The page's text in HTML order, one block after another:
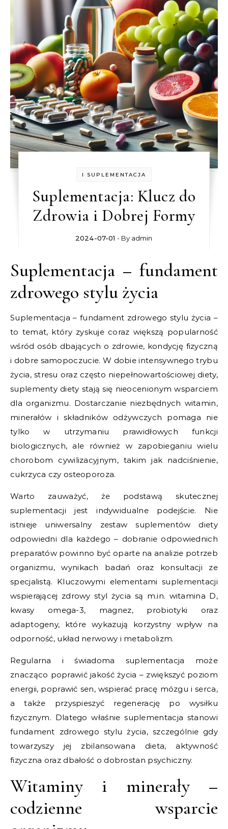
I SUPLEMENTACJA
Suplementacja: Klucz do
Zdrowia i Dobrej Formy
2024-07-01 - By admin
Suplementacja – fundament
zdrowego stylu życia
Suplementacja – fundament zdrowego stylu życia –
to temat, który zyskuje coraz większą popularność
wśród osób dbających o zdrowie, kondycję fizyczną
i dobre samopoczucie. W dobie intensywnego trybu
życia, stresu oraz często niepełnowartościowej diety,
suplementy diety stają się nieocenionym wsparciem
dla organizmu. Dostarczanie niezbędnych witamin,
minerałów i składników odżywczych pomaga nie
tylko w utrzymaniu prawidłowych funkcji
biologicznych, ale również w zapobieganiu wielu
chorobom cywilizacyjnym, takim jak nadciśnienie,
cukrzyca czy osteoporoza.
Warto zauważyć, że podstawą skutecznej
suplementacji jest indywidualne podejście. Nie
istnieje uniwersalny zestaw suplementów diety
odpowiedni dla każdego – dobranie odpowiednich
preparatów powinno być oparte na analizie potrzeb
organizmu, wynikach badań oraz konsultacji ze
specjalistą. Kluczowymi elementami suplementacji
wspierającej zdrowy styl życia są m.in. witamina D,
kwasy omega-3, magnez, probiotyki oraz
adaptogeny, które wykazują korzystny wpływ na
odporność, układ nerwowy i metabolizm.
Regularna i świadoma suplementacja może
znacząco poprawić jakość życia – zwiększyć poziom
energii, poprawić sen, wspierać pracę mózgu i serca,
a także przyspieszyć regenerację po wysiłku
fizycznym. Dlatego właśnie suplementacja stanowi
fundament zdrowego stylu życia, szczególnie gdy
towarzyszy jej zbilansowana dieta, aktywność
fizyczna oraz dbałość o dobrostan psychiczny.
Witaminy i minerały –
codzienne wsparcie